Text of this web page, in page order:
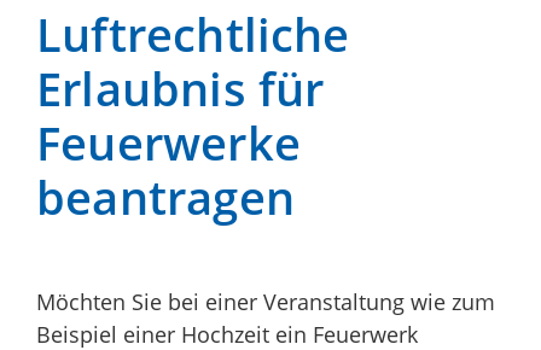
Luftrechtliche
Erlaubnis für
Feuerwerke
beantragen
Möchten Sie bei einer Veranstaltung wie zum
Beispiel einer Hochzeit ein Feuerwerk